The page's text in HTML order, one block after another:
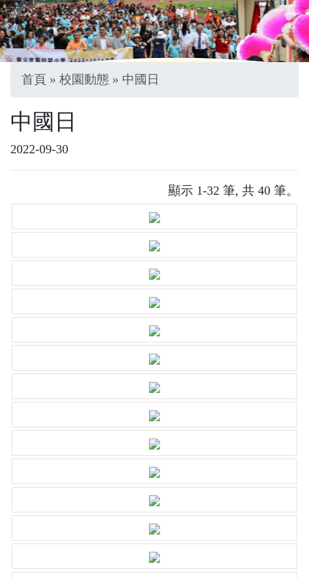
首頁 » 校園動態 » 中國日
中國日
2022-09-30
顯示 1-32 筆, 共 40 筆。